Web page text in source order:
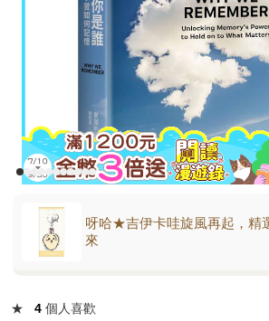
呀哈★吉伊卡哇旋風再起，精
來
★ 4 個人喜歡